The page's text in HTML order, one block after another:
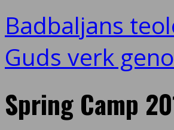
Badbaljans
Guds verk
Spring Camp